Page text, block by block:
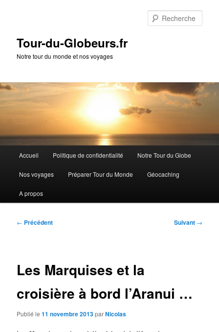
Tour-du-Globeurs.fr
Notre tour du monde et nos voyages
principal
Aller
au
contenu
principal
Aller
au
contenu
secondaire
Accueil Politique de confidentialité Notre Tour du Globe
Nos voyages Préparer Tour du Monde Géocaching
A propos
Navigation
← Précédent Suivant →
Les Marquises et la
croisière à bord l’Aranui …
Publié le11 novembre 2013parNicolas